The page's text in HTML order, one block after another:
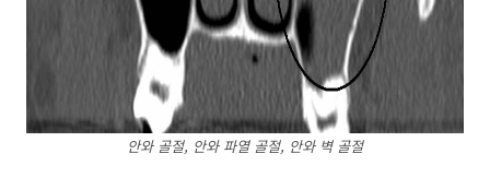
안와 골절, 안와 파열 골절, 안와 벽 골절